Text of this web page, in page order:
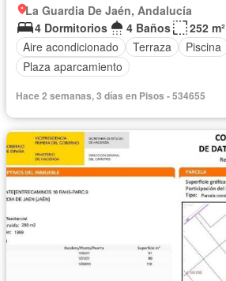
La Guardia De Jaén, Andalucía
4 Dormitorios
4 Baños
252 m²
Aire acondicionado
Terraza
Piscina
Plaza aparcamiento
Hace 2 semanas, 3 días en Pisos - 534655